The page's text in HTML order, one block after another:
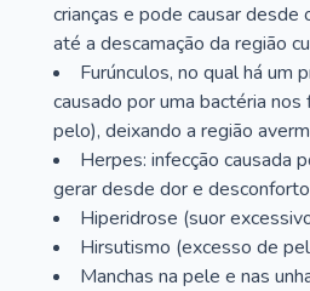
crianças e pode causar
até a descamação da região
Furúnculos, no qual há um
causado por uma bactéria
pelo), deixando a região
Herpes: infecção causada
gerar desde dor e
Hiperidrose (suor
Hirsutismo (excesso de
Manchas na pele e nas